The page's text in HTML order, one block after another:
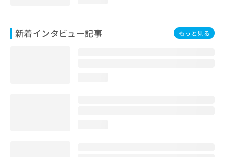
新着インタビュー記事 もっと見る